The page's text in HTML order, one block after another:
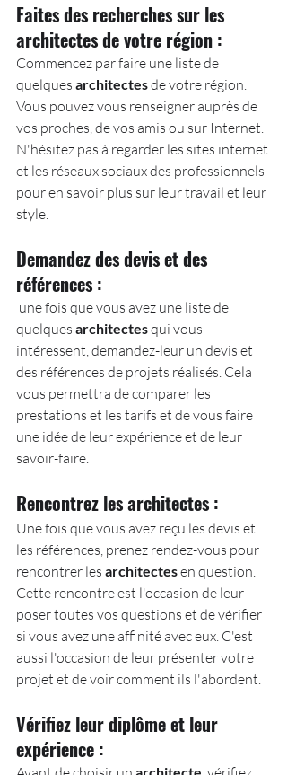
Faites des recherches sur les
architectes de votre région :
Commencez par faire une liste de
quelques architectes de votre région.
Vous pouvez vous renseigner auprès de
vos proches, de vos amis ou sur Internet.
N'hésitez pas à regarder les sites internet
et les réseaux sociaux des professionnels
pour en savoir plus sur leur travail et leur
style.
Demandez des devis et des
références :
quelques architectes qui vous
intéressent, demandez-leur un devis et
des références de projets réalisés. Cela
vous permettra de comparer les
prestations et les tarifs et de vous faire
une idée de leur expérience et de leur
savoir-faire.
Rencontrez les architectes :
Une fois que vous avez reçu les devis et
les références, prenez rendez-vous pour
rencontrer les architectes en question.
Cette rencontre est l'occasion de leur
poser toutes vos questions et de vérifier
si vous avez une affinité avec eux. C'est
aussi l'occasion de leur présenter votre
projet et de voir comment ils l'abordent.
Vérifiez leur diplôme et leur
expérience :